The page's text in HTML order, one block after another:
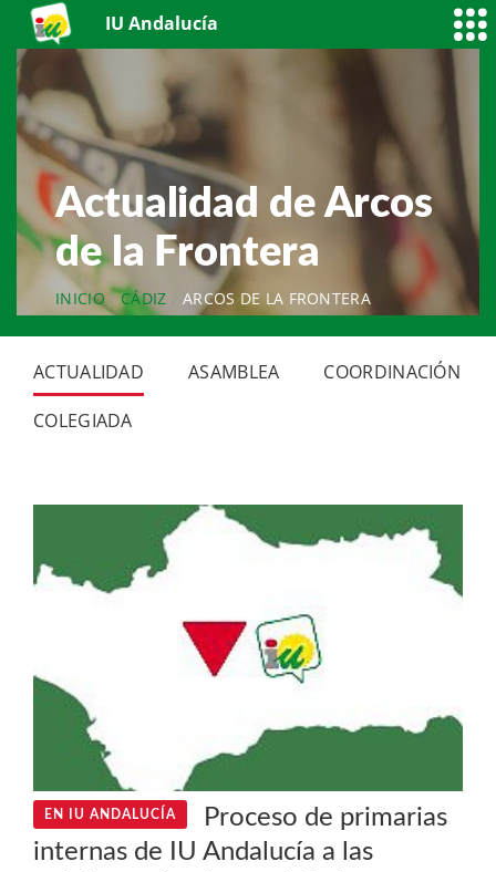
IU Andalucía
Actualidad de Arcos
de la Frontera
INICIO CÁDIZ ARCOS DE LA FRONTERA
ACTUALIDAD ASAMBLEA
COORDINACIÓN
COLEGIADA
EN IU ANDALUCÍA
Proceso de primarias
internas de IU Andalucía a las